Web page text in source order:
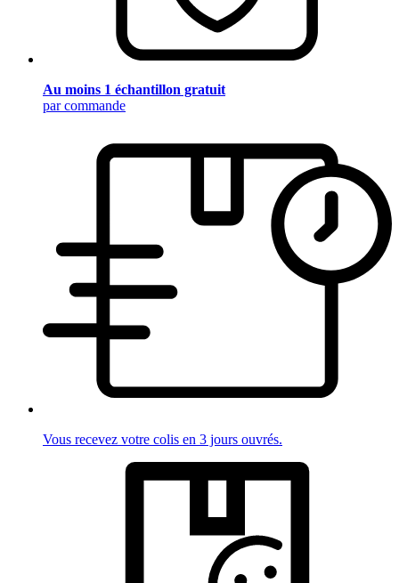
Au moins 1 échantillon gratuit
par commande
Vous recevez votre colis en 3 jours ouvrés.